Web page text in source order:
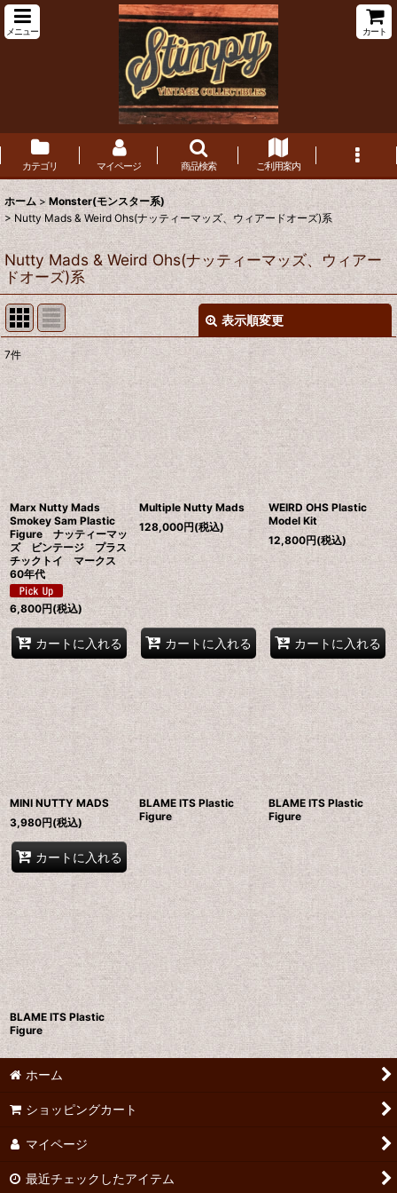
メニュー カート
カテゴリ マイページ 商品検索 ご利用案内
ホーム > Monster(モンスター系)
> Nutty Mads & Weird Ohs(ナッティーマッズ、ウィアードオーズ)系
Nutty Mads & Weird Ohs(ナッティーマッズ、ウィアー
ドオーズ)系
表示順変更
表示数:
在庫あり
並び順:
絞り込む
7件
Marx Nutty Mads
Smokey Sam Plastic
Figure ナッティーマッ
ズ ビンテージ プラス
チックトイ マークス
60年代
6,800円(税込)
カートに入れる
Multiple Nutty Mads
128,000円(税込)
カートに入れる
WEIRD OHS Plastic
Model Kit
12,800円(税込)
カートに入れる
MINI NUTTY MADS
3,980円(税込)
カートに入れる
BLAME ITS Plastic
Figure
BLAME ITS Plastic
Figure
BLAME ITS Plastic
Figure
ホーム
ショッピングカート
マイページ
最近チェックしたアイテム